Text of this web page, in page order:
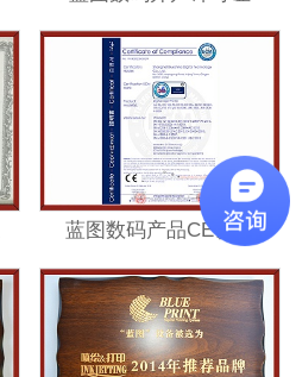
蓝图数码产品CE认证